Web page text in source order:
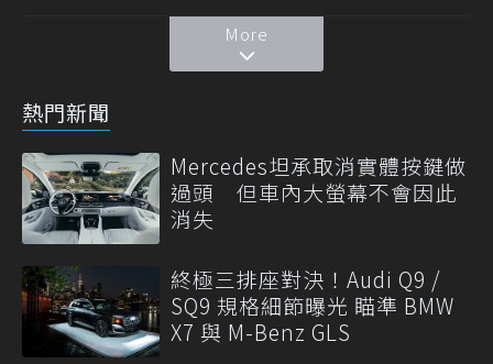
More
熱門新聞
Mercedes坦承取消實體按鍵做
過頭 但車內大螢幕不會因此
消失
終極三排座對決！Audi Q9 /
SQ9 規格細節曝光 瞄準 BMW
X7 與 M-Benz GLS